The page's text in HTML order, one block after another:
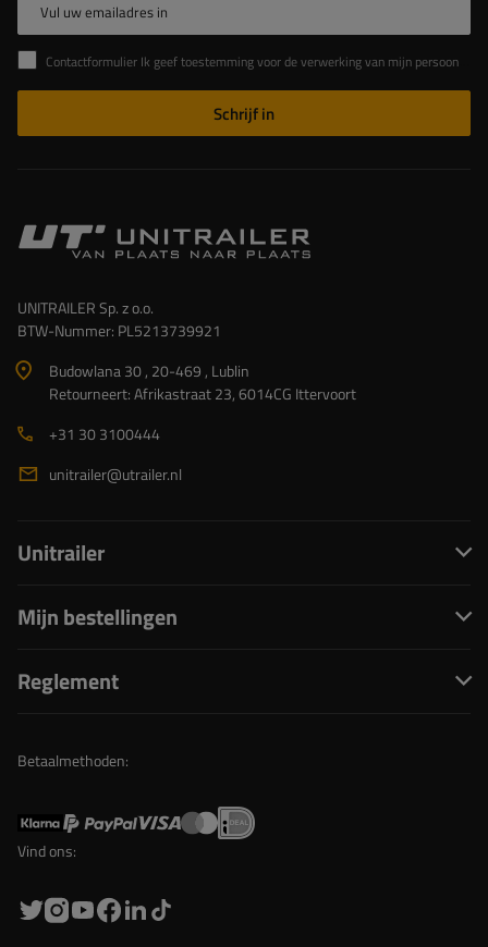
Vul uw emailadres in
Contactformulier Ik geef toestemming voor de verwerking van mijn persoonlijke gegevens in het contactformulier in overeenstemming met de Verordening van het Europees Parlement en de Raad (EU)
Schrijf in
UNITRAILER Sp. z o.o.
BTW-Nummer: PL5213739921
Budowlana 30 , 20-469 , Lublin
Retourneert: Afrikastraat 23, 6014CG Ittervoort
+31 30 3100444
unitrailer@utrailer.nl
Unitrailer
Mijn bestellingen
Reglement
Betaalmethoden:
Vind ons: